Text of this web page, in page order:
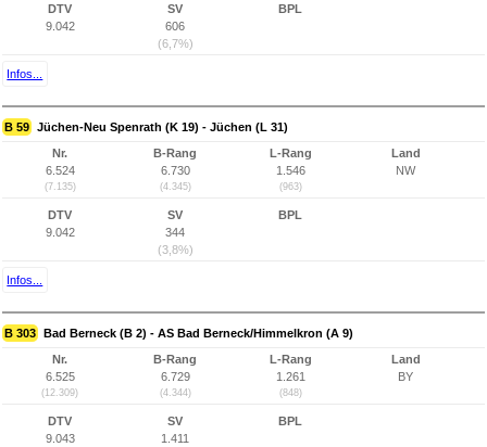
DTV
9.042
SV
606
(6,7%)
BPL
Infos...
B 59 Jüchen-Neu Spenrath (K 19) - Jüchen (L 31)
Nr.
6.524
(7.135)
B-Rang
6.730
(4.345)
L-Rang
1.546
(963)
Land
NW
DTV
9.042
SV
344
(3,8%)
BPL
Infos...
B 303 Bad Berneck (B 2) - AS Bad Berneck/Himmelkron (A 9)
Nr.
6.525
(12.309)
B-Rang
6.729
(4.344)
L-Rang
1.261
(848)
Land
BY
DTV
9.043
SV
1.411
BPL